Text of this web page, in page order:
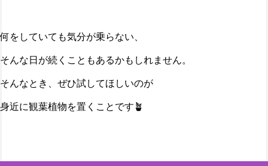
何をしていても気分が乗らない、
そんな日が続くこともあるかもしれません。
そんなとき、ぜひ試してほしいのが
身近に観葉植物を置くことです🪴